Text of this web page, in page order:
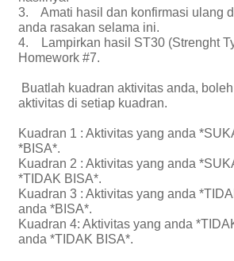
3. Amati hasil dan konfirmasi ulang
anda rasakan selama ini.
4. Lampirkan hasil ST30 (Strenght
Homework #7.
Buatlah kuadran aktivitas anda,
aktivitas di setiap kuadran.
Kuadran 1 : Aktivitas yang anda
*BISA*.
Kuadran 2 : Aktivitas yang anda
*TIDAK BISA*.
Kuadran 3 : Aktivitas yang anda
anda *BISA*.
Kuadran 4: Aktivitas yang anda
anda *TIDAK BISA*.